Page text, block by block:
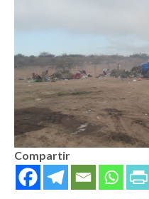
Compartir